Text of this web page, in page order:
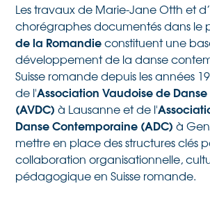
Les travaux de Marie-Jane Otth et
chorégraphes documentés dans le
de la Romandieconstituent une
développement de la danse
Suisse romande depuis les années
de l'Association Vaudoise de
(AVDC) à Lausanne et de l'
Danse Contemporaine (ADC) à
mettre en place des structures clés
collaboration organisationnelle,
pédagogique en Suisse romande.